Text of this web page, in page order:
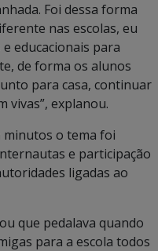
Foi dessa forma
nas escolas, eu
educacionais para
de forma os alunos
para casa, continuar
vivas”, explanou.
o tema foi
e participação
ligadas ao
que pedalava quando
para a escola todos